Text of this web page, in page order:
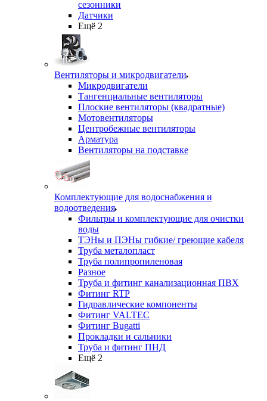
сезонники
Датчики
Ещё 2
Вентиляторы и микродвигатели
Микродвигатели
Тангенциальные вентиляторы
Плоские вентиляторы (квадратные)
Мотовентиляторы
Центробежные вентиляторы
Арматура
Вентиляторы на подставке
Комплектующие для водоснабжения и
водоотведения
Фильтры и комплектующие для очистки
воды
ТЭНы и ПЭНы гибкие/ греющие кабеля
Труба металопласт
Труба полипропиленовая
Разное
Труба и фитинг канализационная ПВХ
Фитинг RTP
Гидравлические компоненты
Фитинг VALTEC
Фитинг Bugatti
Прокладки и сальники
Труба и фитинг ПНД
Ещё 2